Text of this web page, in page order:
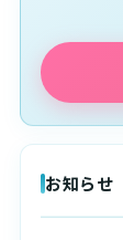
お知らせ